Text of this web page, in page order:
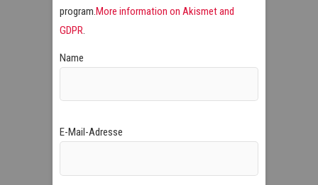
program.More information on Akismet and
GDPR.
Name
E-Mail-Adresse